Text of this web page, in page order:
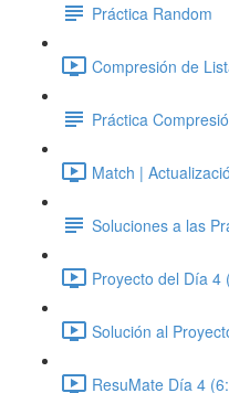
Práctica Random
Compresión de
Práctica
Match |
Soluciones a las
Proyecto del Día 4
Solución al
ResuMate Día 4